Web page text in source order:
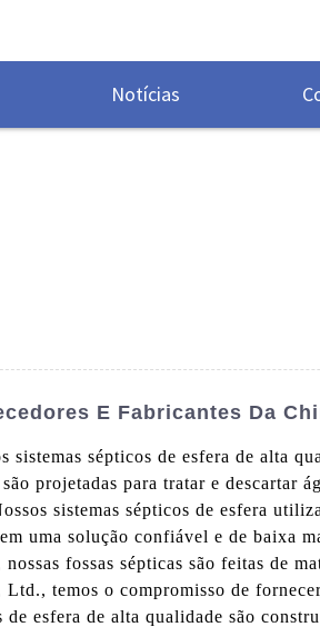
Notícias
E Fabricantes Da
sistemas sépticos de esfera de alta
projetadas para tratar e descartar
sistemas sépticos de esfera
uma solução confiável e de baixa
fossas sépticas são feitas de
temos o compromisso de fornecer
esfera de alta qualidade são